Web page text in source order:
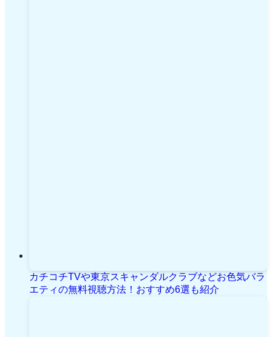
カチコチTVや東京スキャンダルクラブなどお色気バラ
エティの無料視聴方法！おすすめ6選も紹介